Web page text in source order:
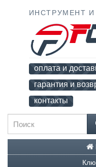
ИНСТРУМЕНТ
оплата и
гарантия и
контакты